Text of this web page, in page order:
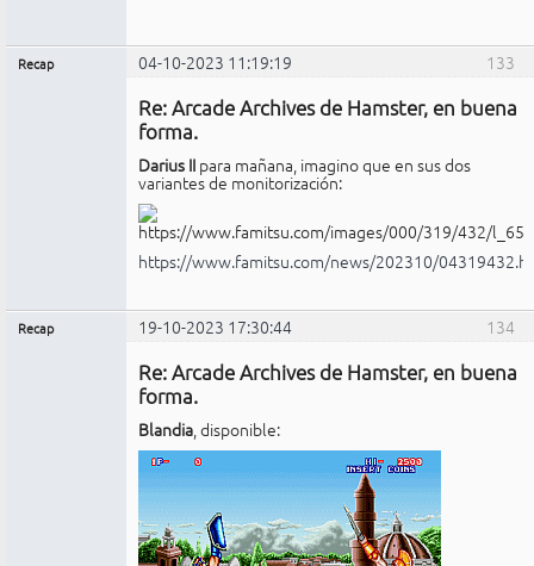
133
Recap 04-10-2023 11:19:19
Re: Arcade Archives de Hamster, en buena
forma.
Darius II para mañana, imagino que en sus dos
variantes de monitorización:
https://www.famitsu.com/news/202310/
134
Recap 19-10-2023 17:30:44
Re: Arcade Archives de Hamster, en buena
forma.
Blandia, disponible: